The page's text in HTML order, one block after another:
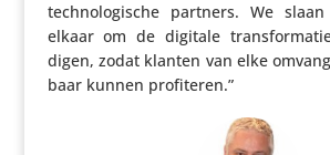
tech­no­lo­gi­sche partners. We
elkaar om de digitale
digen, zodat klanten van elke
baar kunnen profiteren.”